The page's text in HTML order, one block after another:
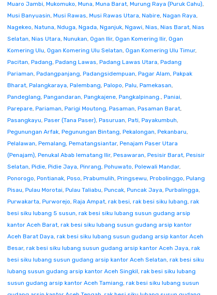
Muaro Jambi, Mukomuko, Muna, Muna Barat, Murung Raya (Puruk Cahu),
Musi Banyuasin, Musi Rawas, Musi Rawas Utara, Nabire, Nagan Raya,
Nagekeo, Natuna, Nduga, Ngada, Nganjuk, Ngawi, Nias, Nias Barat, Nias
Selatan, Nias Utara, Nunukan, Ogan Ilir, Ogan Komering Ilir, Ogan
Komering Ulu, Ogan Komering Ulu Selatan, Ogan Komering Ulu Timur,
Pacitan, Padang, Padang Lawas, Padang Lawas Utara, Padang
Pariaman, Padangpanjang, Padangsidempuan, Pagar Alam, Pakpak
Bharat, Palangkaraya, Palembang, Palopo, Palu, Pamekasan,
Pandeglang, Pangandaran, Pangkajene, Pangkalpinang., Paniai,
Parepare, Pariaman, Parigi Moutong, Pasaman, Pasaman Barat,
Pasangkayu, Paser (Tana Paser), Pasuruan, Pati, Payakumbuh,
Pegunungan Arfak, Pegunungan Bintang, Pekalongan, Pekanbaru,
Pelalawan, Pemalang, Pematangsiantar, Penajam Paser Utara
(Penajam), Penukal Abab lematang Ilir, Pesawaran, Pesisir Barat, Pesisir
Selatan, Pidie, Pidie Jaya, Pinrang, Pohuwato, Polewali Mandar,
Ponorogo, Pontianak, Poso, Prabumulih, Pringsewu, Probolinggo, Pulang
Pisau, Pulau Morotai, Pulau Taliabu, Puncak, Puncak Jaya, Purbalingga,
Purwakarta, Purworejo, Raja Ampat, rak besi, rak besi siku lubang, rak
besi siku lubang 5 susun, rak besi siku lubang susun gudang arsip
kantor Aceh Barat, rak besi siku lubang susun gudang arsip kantor
Aceh Barat Daya, rak besi siku lubang susun gudang arsip kantor Aceh
Besar, rak besi siku lubang susun gudang arsip kantor Aceh Jaya, rak
besi siku lubang susun gudang arsip kantor Aceh Selatan, rak besi siku
lubang susun gudang arsip kantor Aceh Singkil, rak besi siku lubang
susun gudang arsip kantor Aceh Tamiang, rak besi siku lubang susun